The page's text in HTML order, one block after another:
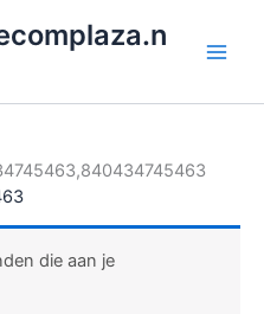
die aan je